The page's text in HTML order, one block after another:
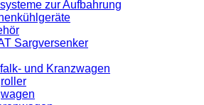
zur Aufbahrung
Sargversenker
und Kranzwagen